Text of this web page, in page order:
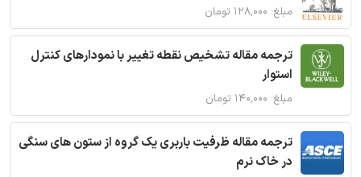
مبلغ: ۱۲۸,۰۰۰ تومان
ترجمه مقاله تشخیص نقطه تغییر با نمودارهای کنترل
استوار
مبلغ: ۱۴۰,۰۰۰ تومان
ترجمه مقاله ظرفیت باربری یک گروه از ستون های سنگی
در خاک نرم